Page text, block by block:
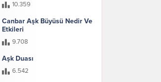
10.359
Canbar Aşk Büyüsü Nedir Ve
Etkileri
9.708
Aşk Duası
6.542